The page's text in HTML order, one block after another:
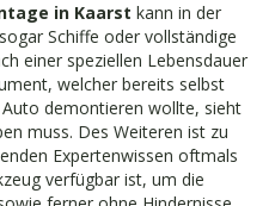
in Kaarst kann in der
Schiffe oder vollständige
einer speziellen Lebensdauer
welcher bereits selbst
demontieren wollte, sieht
muss. Des Weiteren ist zu
Expertenwissen oftmals
verfügbar ist, um die